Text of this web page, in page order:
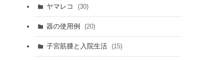
ヤマレコ (30)
器の使用例 (20)
子宮筋腫と入院生活 (15)